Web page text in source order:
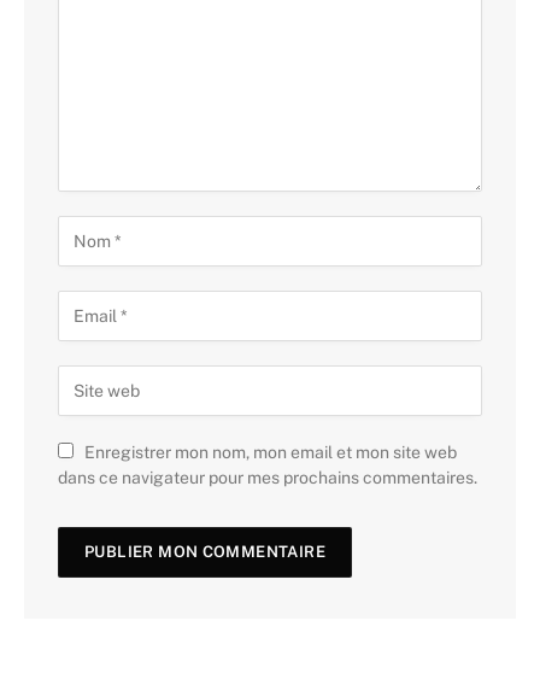
Enregistrer mon nom, mon email et mon site web
dans ce navigateur pour mes prochains commentaires.